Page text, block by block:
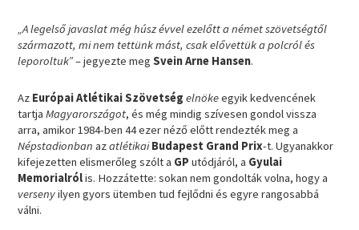
„A legelső javaslat még húsz évvel ezelőtt a német szövetségtől
származott, mi nem tettünk mást, csak elővettük a polcról és
leporoltuk”– jegyezte megSvein Arne Hansen.
Az Európai Atlétikai Szövetség elnökeegyik kedvencének
tartjaMagyarországot, és még mindig szívesen gondol vissza
arra, amikor 1984-ben 44 ezer néző előtt rendezték meg a
Népstadionban azatlétikai Budapest Grand Prix-t. Ugyanakkor
kifejezetten elismerőleg szólt a GP utódjáról, a Gyulai
Memorialrólis. Hozzátette: sokan nem gondolták volna, hogy a
versenyilyen gyors ütemben tud fejlődni és egyre rangosabbá
válni.